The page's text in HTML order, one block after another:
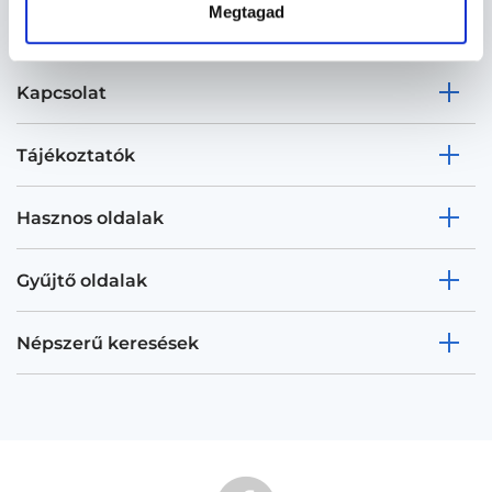
Megtagad
Kapcsolat
Tájékoztatók
Hasznos oldalak
Gyűjtő oldalak
Népszerű keresések